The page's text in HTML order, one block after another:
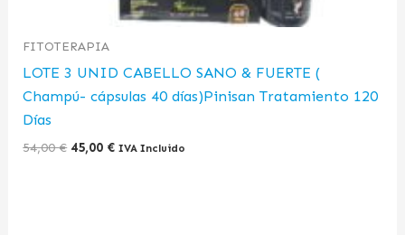
FITOTERAPIA
LOTE 3 UNID CABELLO SANO & FUERTE (
Champú- cápsulas 40 días)Pinisan Tratamiento 120
Días
54,00€ 45,00 € IVA Incluido